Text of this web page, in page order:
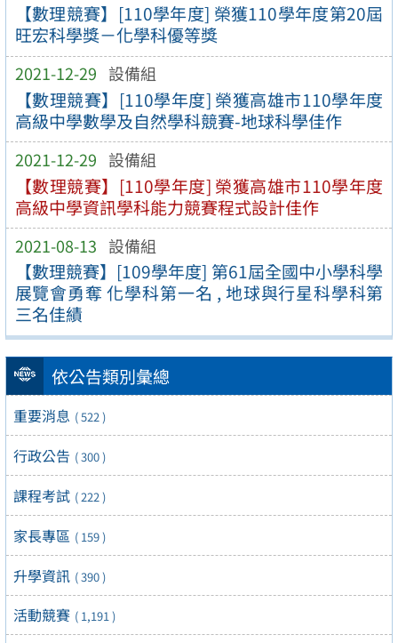
【數理競賽】[110學年度] 榮獲110學年度第20屆
旺宏科學獎－化學科優等獎
2021-12-29 設備組
【數理競賽】[110學年度] 榮獲高雄市110學年度
高級中學數學及自然學科競賽-地球科學佳作
2021-12-29 設備組
【數理競賽】[110學年度] 榮獲高雄市110學年度
高級中學資訊學科能力競賽程式設計佳作
2021-08-13 設備組
【數理競賽】[109學年度] 第61屆全國中小學科學
展覽會勇奪 化學科第一名 , 地球與行星科學科第
三名佳績
依公告類別彙總
重要消息 ( 522 )
行政公告 ( 300 )
課程考試 ( 222 )
家長專區 ( 159 )
升學資訊 ( 390 )
活動競賽 ( 1,191 )